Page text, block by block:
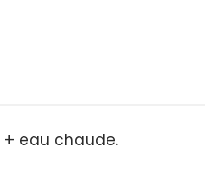
eau chaude.